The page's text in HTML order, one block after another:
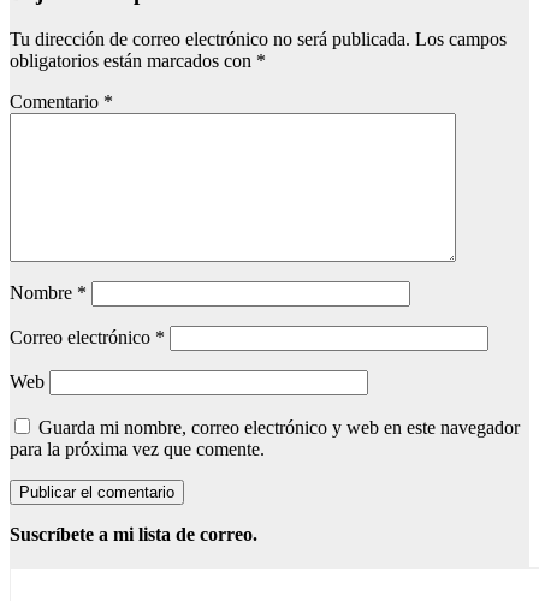
Tu dirección de correo electrónico no será publicada. Los campos
obligatorios están marcados con *
Comentario *
Nombre *
Correo electrónico *
Web
Guarda mi nombre, correo electrónico y web en este navegador
para la próxima vez que comente.
Suscríbete a mi lista de correo.